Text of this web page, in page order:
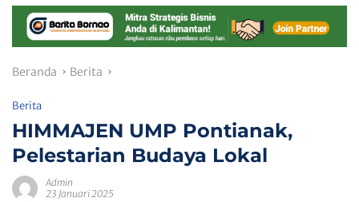
Beranda Berita
Berita
HIMMAJEN UMP Pontianak,
Pelestarian Budaya Lokal
Admin
23 Januari 2025